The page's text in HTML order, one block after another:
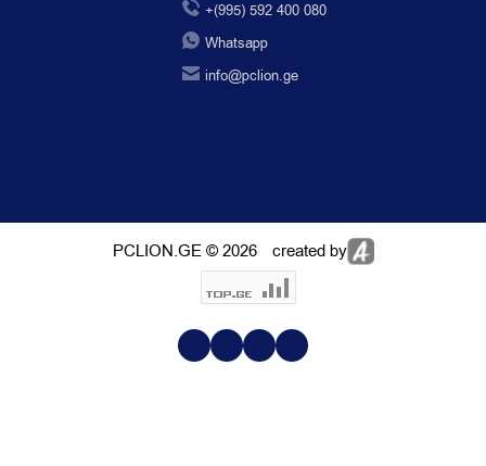
+(995) 592 400 080
Whatsapp
info@pclion.ge
PCLION.GE © 2026 created by